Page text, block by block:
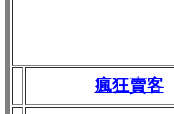
瘋狂賣客